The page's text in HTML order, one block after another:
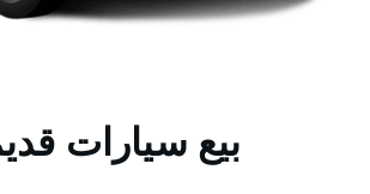
بيع سيارات